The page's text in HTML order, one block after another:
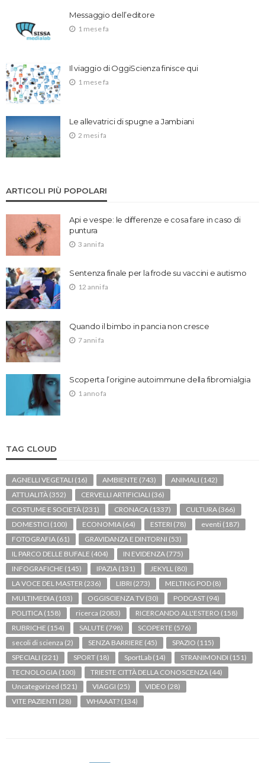
Messaggio dell’editore
1 mese fa
Il viaggio di OggiScienza finisce qui
1 mese fa
Le allevatrici di spugne a Jambiani
2 mesi fa
ARTICOLI PIÙ POPOLARI
Api e vespe: le differenze e cosa fare in caso di
puntura
3 anni fa
Sentenza finale per la frode su vaccini e autismo
12 anni fa
Quando il bimbo in pancia non cresce
7 anni fa
Scoperta l’origine autoimmune della fibromialgia
1 anno fa
TAG CLOUD
AGNELLI VEGETALI (16) AMBIENTE (743) ANIMALI (142)
ATTUALITÀ (352) CERVELLI ARTIFICIALI (36)
COSTUME E SOCIETÀ (231) CRONACA (1337) CULTURA (366)
DOMESTICI (100) ECONOMIA (64) ESTERI (78) eventi (187)
FOTOGRAFIA (61) GRAVIDANZA E DINTORNI (53)
IL PARCO DELLE BUFALE (404) IN EVIDENZA (775)
INFOGRAFICHE (145) IPAZIA (131) JEKYLL (80)
LA VOCE DEL MASTER (236) LIBRI (273) MELTING POD (8)
MULTIMEDIA (103) OGGISCIENZA TV (30) PODCAST (94)
POLITICA (158) ricerca (2083) RICERCANDO ALL'ESTERO (158)
RUBRICHE (154) SALUTE (798) SCOPERTE (576)
secoli di scienza (2) SENZA BARRIERE (45) SPAZIO (115)
SPECIALI (221) SPORT (18) SportLab (14) STRANIMONDI (151)
TECNOLOGIA (100) TRIESTE CITTÀ DELLA CONOSCENZA (44)
Uncategorized (521) VIAGGI (25) VIDEO (28)
VITE PAZIENTI (28) WHAAAT? (134)